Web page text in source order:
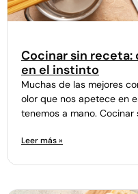
Cocinar sin
en el instinto
Muchas de las mejores
olor que nos apetece en
tenemos a mano. Cocinar
Leer más »